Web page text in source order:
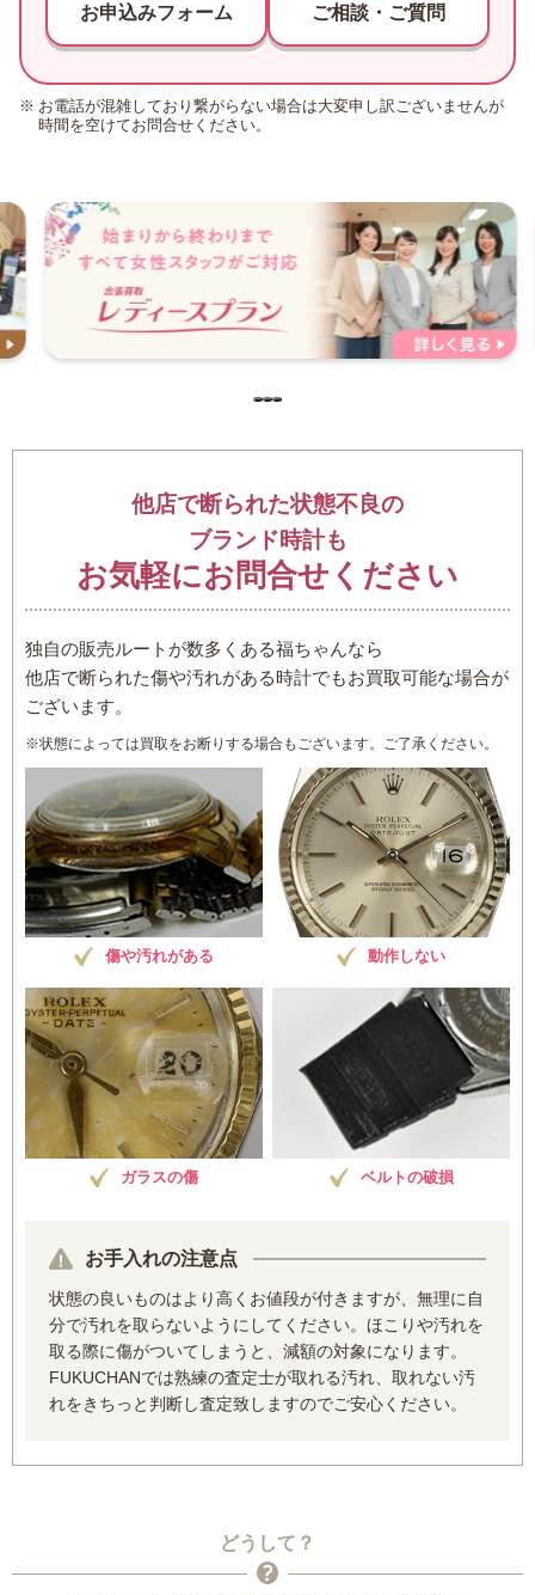
お申込みフォーム ご相談・ご質問
お電話が混雑しており繋がらない場合は大変申し訳ございませんが
時間を空けてお問合せください。
他店で断られた状態不良の
ブランド時計も
お気軽にお問合せください
独自の販売ルートが数多くある福ちゃんなら
他店で断られた傷や汚れがある時計でもお買取可能な場合が
ございます。
※状態によっては買取をお断りする場合もございます。ご了承ください。
傷や汚れがある 動作しない
ガラスの傷 ベルトの破損
お手入れの注意点
状態の良いものはより高くお値段が付きますが、無理に自
分で汚れを取らないようにしてください。ほこりや汚れを
取る際に傷がついてしまうと、減額の対象になります。
FUKUCHANでは熟練の査定士が取れる汚れ、取れない汚
れをきちっと判断し査定致しますのでご安心ください。
どうして？